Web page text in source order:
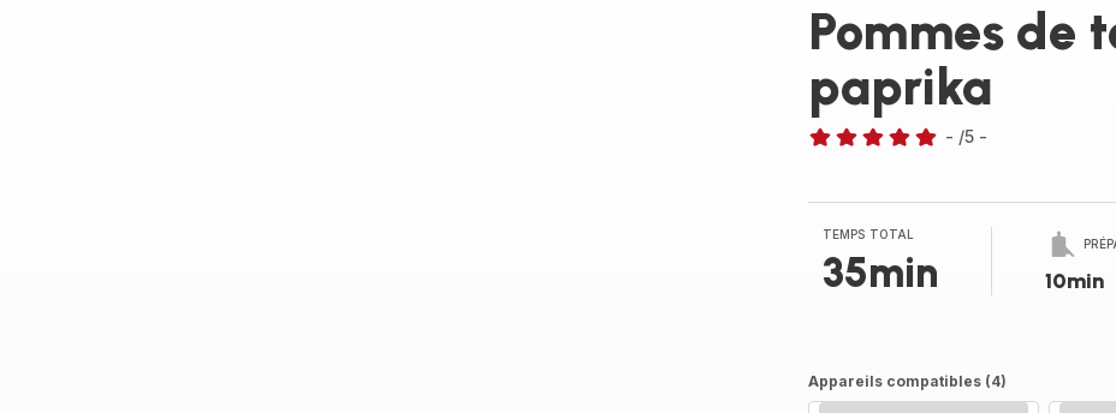
Pommes de
paprika
étoiles
(moyenne)
- /5 -
TEMPS TOTAL
35min 10min
Appareils compatibles (4)